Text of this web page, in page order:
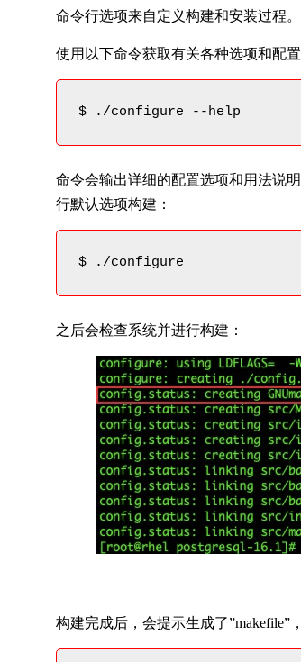
命令行选项来自定义构建和安装过程。
使用以下命令获取有关各种选项和配置
$ ./configure --help
命令会输出详细的配置选项和用法说
行默认选项构建：
$ ./configure
之后会检查系统并进行构建：
构建完成后，会提示生成了